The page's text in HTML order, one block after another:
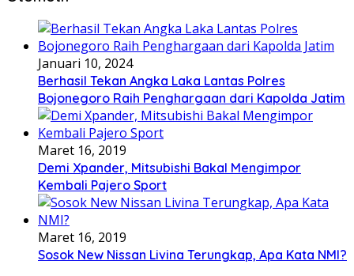
Januari 10, 2024
Berhasil Tekan Angka Laka Lantas Polres
Bojonegoro Raih Penghargaan dari Kapolda Jatim
Maret 16, 2019
Demi Xpander, Mitsubishi Bakal Mengimpor
Kembali Pajero Sport
Maret 16, 2019
Sosok New Nissan Livina Terungkap, Apa Kata NMI?